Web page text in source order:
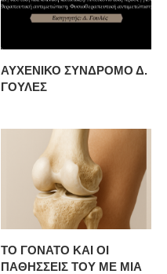
ΑΥΧΕΝΙΚΟ ΣΥΝΔΡΟΜΟ Δ.
ΓΟΥΛΕΣ
ΤΟ ΓΟΝΑΤΟ ΚΑΙ ΟΙ
ΠΑΘΗΣΣΕΙΣ ΤΟΥ ΜΕ ΜΙΑ